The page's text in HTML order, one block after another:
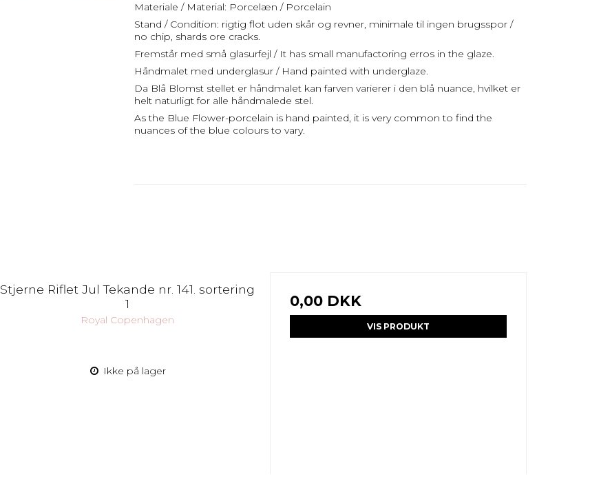
Materiale / Material: Porcelæn / Porcelain
Stand / Condition: rigtig flot uden skår og revner, minimale til ingen brugsspor /
no chip, shards ore cracks.
Fremstår med små glasurfejl / It has small manufactoring erros in the glaze.
Håndmalet med underglasur / Hand painted with underglaze.
Da Blå Blomst stellet er håndmalet kan farven varierer i den blå nuance, hvilket er
helt naturligt for alle håndmalede stel.
As the Blue Flower-porcelain is hand painted, it is very common to find the
nuances of the blue colours to vary.
Stjerne Riflet Jul Tekande nr. 141. sortering
1
Royal Copenhagen
Ikke på lager
0,00 DKK
VIS PRODUKT